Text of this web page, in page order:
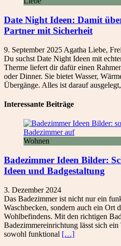
Date Night Ideen: Damit
Partner mit Sicherheit
9. September 2025 Agatha Liebe,
Du suchst Date Night Ideen mit
Therme liefert dir dafür einen
oder Dinner. Sie bietet Wasser,
Übergänge. Alles ist darauf ausgelegt,
Interessante Beiträge
Wohnen
Badezimmer Ideen Bilder:
Ideen und Badgestaltung
3. Dezember 2024
Das Badezimmer ist nicht nur ein
Waschbecken, sondern auch ein Ort
Wohlbefindens. Mit den richtigen
Badezimmereinrichtung lässt sich ein
sowohl funktional […]